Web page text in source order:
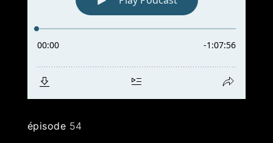
épisode 54